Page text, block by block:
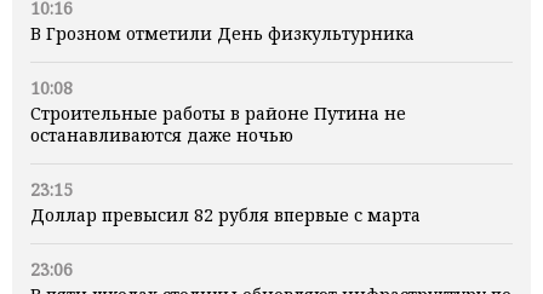
10:16
В Грозном отметили День физкультурника
10:08
Строительные работы в районе Путина не
останавливаются даже ночью
23:15
Доллар превысил 82 рубля впервые с марта
23:06